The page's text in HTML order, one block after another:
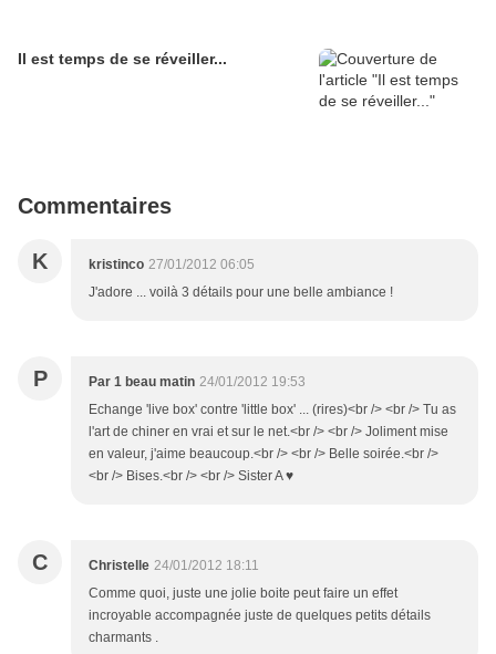
Il est temps de se réveiller...
Commentaires
K kristinco 27/01/2012 06:05
J'adore ... voilà 3 détails pour une belle ambiance !
P Par 1 beau matin 24/01/2012 19:53
Echange 'live box' contre 'little box' ... (rires)<br /> <br /> Tu as
l'art de chiner en vrai et sur le net.<br /> <br /> Joliment mise
en valeur, j'aime beaucoup.<br /> <br /> Belle soirée.<br />
<br /> Bises.<br /> <br /> Sister A ♥
C Christelle 24/01/2012 18:11
Comme quoi, juste une jolie boite peut faire un effet
incroyable accompagnée juste de quelques petits détails
charmants .